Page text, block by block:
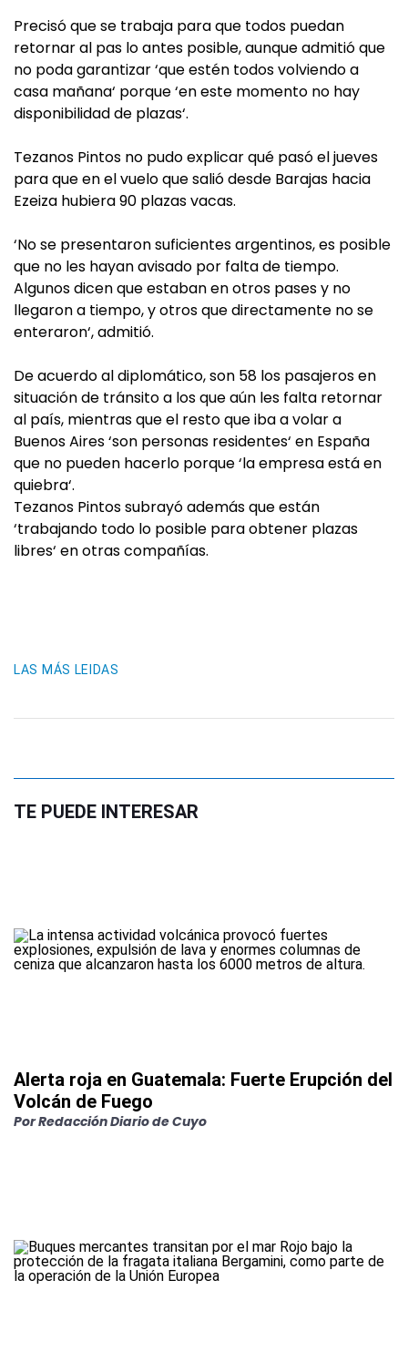
Precisó que se trabaja para que todos puedan
retornar al pas lo antes posible, aunque admitió que
no poda garantizar ‘que estén todos volviendo a
casa mañana‘ porque ‘en este momento no hay
disponibilidad de plazas‘.
Tezanos Pintos no pudo explicar qué pasó el jueves
para que en el vuelo que salió desde Barajas hacia
Ezeiza hubiera 90 plazas vacas.
‘No se presentaron suficientes argentinos, es posible
que no les hayan avisado por falta de tiempo.
Algunos dicen que estaban en otros pases y no
llegaron a tiempo, y otros que directamente no se
enteraron‘, admitió.
De acuerdo al diplomático, son 58 los pasajeros en
situación de tránsito a los que aún les falta retornar
al país, mientras que el resto que iba a volar a
Buenos Aires ‘son personas residentes‘ en España
que no pueden hacerlo porque ‘la empresa está en
quiebra‘.
Tezanos Pintos subrayó además que están
‘trabajando todo lo posible para obtener plazas
libres‘ en otras compañías.
LAS MÁS LEIDAS
TE PUEDE INTERESAR
Alerta roja en Guatemala: Fuerte Erupción del
Volcán de Fuego
PorRedacción Diario de Cuyo